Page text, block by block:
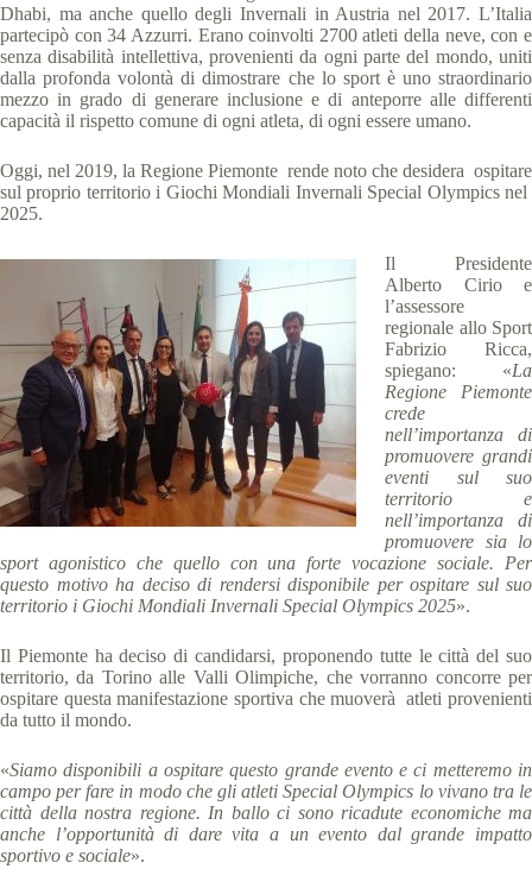
Dhabi, ma anche quello degli Invernali in Austria nel 2017. L’Italia
partecipò con 34 Azzurri. Erano coinvolti 2700 atleti della neve, con e
senza disabilità intellettiva, provenienti da ogni parte del mondo, uniti
dalla profonda volontà di dimostrare che lo sport è uno straordinario
mezzo in grado di generare inclusione e di anteporre alle differenti
capacità il rispetto comune di ogni atleta, di ogni essere umano.
Oggi, nel 2019, la Regione Piemonte rende noto che desidera ospitare
sul proprio territorio i Giochi Mondiali Invernali Special Olympics nel
2025.
Il Presidente
Alberto Cirio e
l’assessore
regionale allo Sport
Fabrizio Ricca,
spiegano: «La
Regione Piemonte
crede
nell’importanza di
promuovere grandi
eventi sul suo
territorio e
nell’importanza di
promuovere sia lo
sport agonistico che quello con una forte vocazione sociale. Per
questo motivo ha deciso di rendersi disponibile per ospitare sul suo
territorio i Giochi Mondiali Invernali Special Olympics 2025».
Il Piemonte ha deciso di candidarsi, proponendo tutte le città del suo
territorio, da Torino alle Valli Olimpiche, che vorranno concorre per
ospitare questa manifestazione sportiva che muoverà atleti provenienti
da tutto il mondo.
«Siamo disponibili a ospitare questo grande evento e ci metteremo in
campo per fare in modo che gli atleti Special Olympics lo vivano tra le
città della nostra regione. In ballo ci sono ricadute economiche ma
anche l’opportunità di dare vita a un evento dal grande impatto
sportivo e sociale».